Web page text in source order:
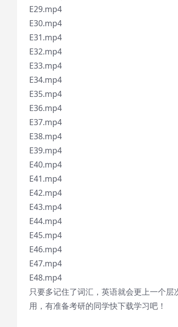
E29.mp4
E30.mp4
E31.mp4
E32.mp4
E33.mp4
E34.mp4
E35.mp4
E36.mp4
E37.mp4
E38.mp4
E39.mp4
E40.mp4
E41.mp4
E42.mp4
E43.mp4
E44.mp4
E45.mp4
E46.mp4
E47.mp4
E48.mp4
只要多记住了词汇，英语就会更上一个
用，有准备考研的同学快下载学习吧！